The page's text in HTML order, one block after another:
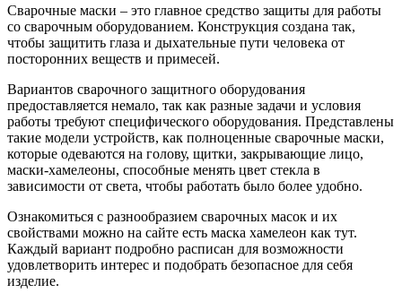
Сварочные маски – это главное средство защиты для работы
со сварочным оборудованием. Конструкция создана так,
чтобы защитить глаза и дыхательные пути человека от
посторонних веществ и примесей.
Вариантов сварочного защитного оборудования
предоставляется немало, так как разные задачи и условия
работы требуют специфического оборудования. Представлены
такие модели устройств, как полноценные сварочные маски,
которые одеваются на голову, щитки, закрывающие лицо,
маски-хамелеоны, способные менять цвет стекла в
зависимости от света, чтобы работать было более удобно.
Ознакомиться с разнообразием сварочных масок и их
свойствами можно на сайте есть маска хамелеон как тут.
Каждый вариант подробно расписан для возможности
удовлетворить интерес и подобрать безопасное для себя
изделие.